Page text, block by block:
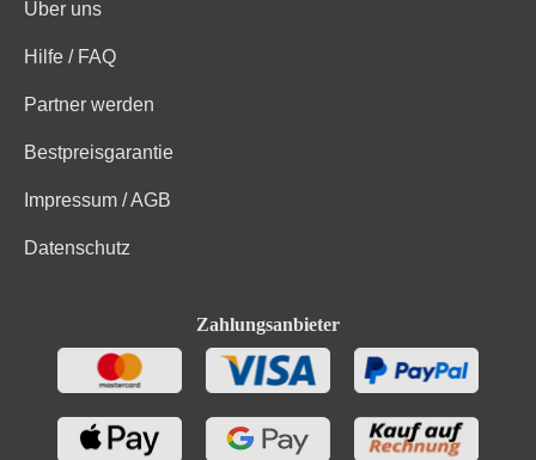
Über uns
Hilfe / FAQ
Partner werden
Bestpreisgarantie
Impressum / AGB
Datenschutz
Zahlungsanbieter